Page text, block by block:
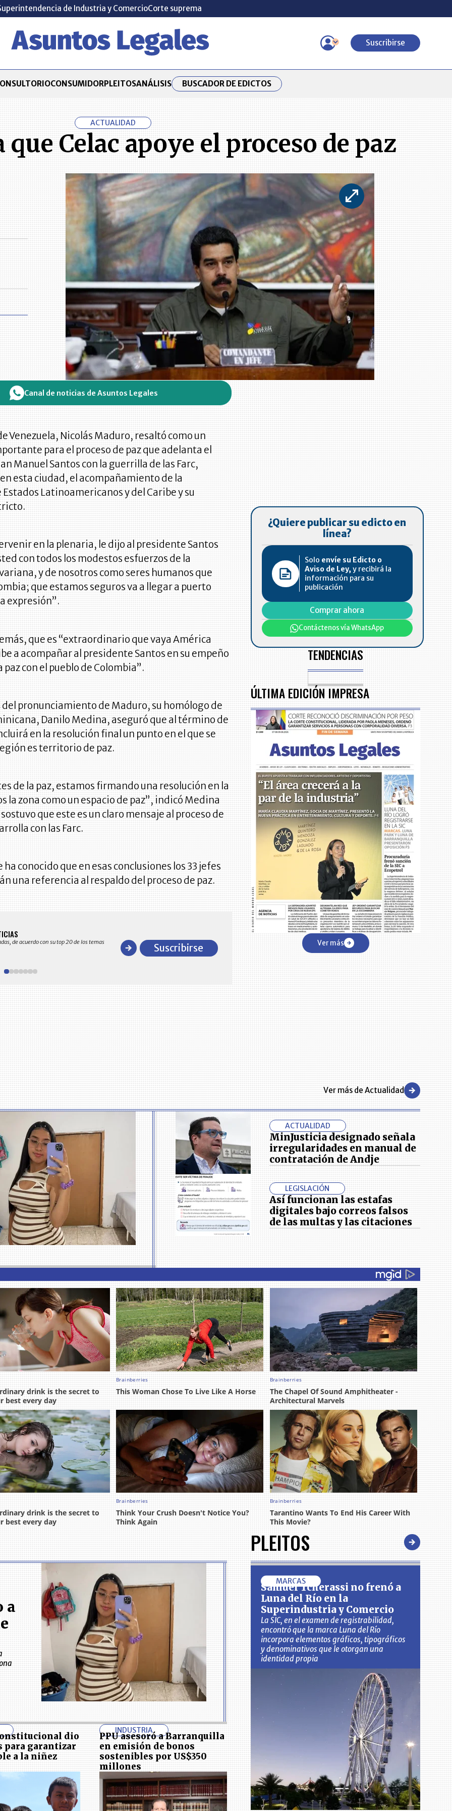
de Industria y ComercioCorte suprema
Suscribirse
CONSUMIDORPLEITOSANÁLISIS BUSCADOR DE EDICTOS
ACTUALIDAD
Celac apoye el proceso de paz
Canal de noticias de Asuntos Legales
Venezuela, Nicolás Maduro, resaltó como un
para el proceso de paz que adelanta el
Manuel Santos con la guerrilla de las Farc,
esta ciudad, el acompañamiento de la
Latinoamericanos y del Caribe y su
en la plenaria, le dijo al presidente Santos
con todos los modestos esfuerzos de la
y de nosotros como seres humanos que
que estamos seguros va a llegar a puerto
expresión”.
que es “extraordinario que vaya América
a acompañar al presidente Santos en su empeño
con el pueblo de Colombia”.
pronunciamiento de Maduro, su homólogo de
Danilo Medina, aseguró que al término de
en la resolución final un punto en el que se
es territorio de paz.
de la paz, estamos firmando una resolución en la
la zona como un espacio de paz”, indicó Medina
que este es un claro mensaje al proceso de
con las Farc.
conocido que en esas conclusiones los 33 jefes
una referencia al respaldo del proceso de paz.
¿Quiere publicar su edicto en
línea?
Solo envíe su Edicto o
Aviso de Ley, y recibirá la
información para su
publicación
Comprar ahora
Contáctenos vía WhatsApp
TENDENCIAS
ÚLTIMA EDICIÓN IMPRESA
Ver más
de acuerdo con su top 20 de los temas
Recopilación clasificada por sectores económicos y regiones del
comportamiento general y detallado de las 10.000 primeras empresas
en ventas en Colombia
CENTRO DE CONVENCIONES
Reviva en primera fila todos los foros y cátedras LR. Espacios de
conocimiento alrededor de los temas económicos, empresariales y
financieros que permiten el posicionamiento y desarrollo de los
Suscribirse
Ver más de Actualidad
ACTUALIDAD
MinJusticia designado señala
irregularidades en manual de
contratación de Andje
LEGISLACIÓN
Así funcionan las estafas
digitales bajo correos falsos
de las multas y las citaciones
a
dio
para garantizar
a la niñez
INDUSTRIA
PPU asesoró a Barranquilla
en emisión de bonos
sostenibles por US$350
millones
PLEITOS
MARCAS
Samuel Tcherassi no frenó a
Luna del Río en la
Superindustria y Comercio
La SIC, en el examen de registrabilidad,
encontró que la marca Luna del Río
incorpora elementos gráficos, tipográficos
y denominativos que le otorgan una
identidad propia